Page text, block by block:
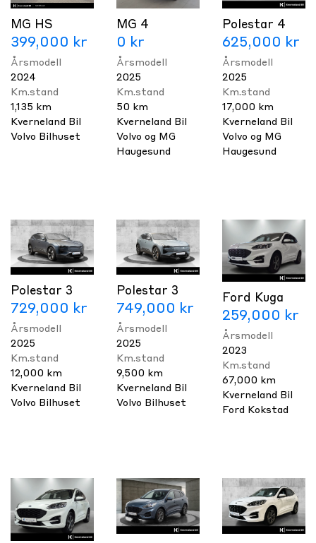
Mandal(1)
MG HS
399,000 kr
Årsmodell
2024
Km.stand
1,135 km
Kverneland Bil
Volvo Bilhuset
MG 4
0 kr
Årsmodell
2025
Km.stand
50 km
Kverneland Bil
Volvo og MG
Haugesund
Polestar 4
625,000 kr
Årsmodell
2025
Km.stand
17,000 km
Kverneland Bil
Volvo og MG
Haugesund
Polestar 3
729,000 kr
Årsmodell
2025
Km.stand
12,000 km
Kverneland Bil
Volvo Bilhuset
Polestar 3
749,000 kr
Årsmodell
2025
Km.stand
9,500 km
Kverneland Bil
Volvo Bilhuset
Ford Kuga
259,000 kr
Årsmodell
2023
Km.stand
67,000 km
Kverneland Bil
Ford Kokstad